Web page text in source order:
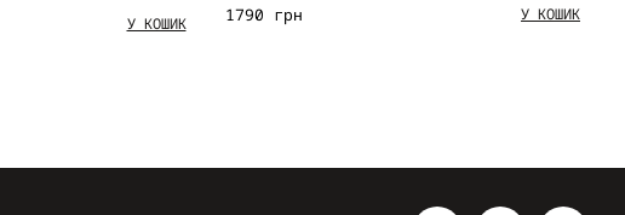
У КОШИК 1790 грн У КОШИК